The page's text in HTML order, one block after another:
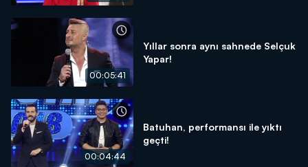
00:05:41
Yıllar sonra aynı sahnede Selçuk
Yapar!
00:04:44
Batuhan, performansı ile yıktı
geçti!